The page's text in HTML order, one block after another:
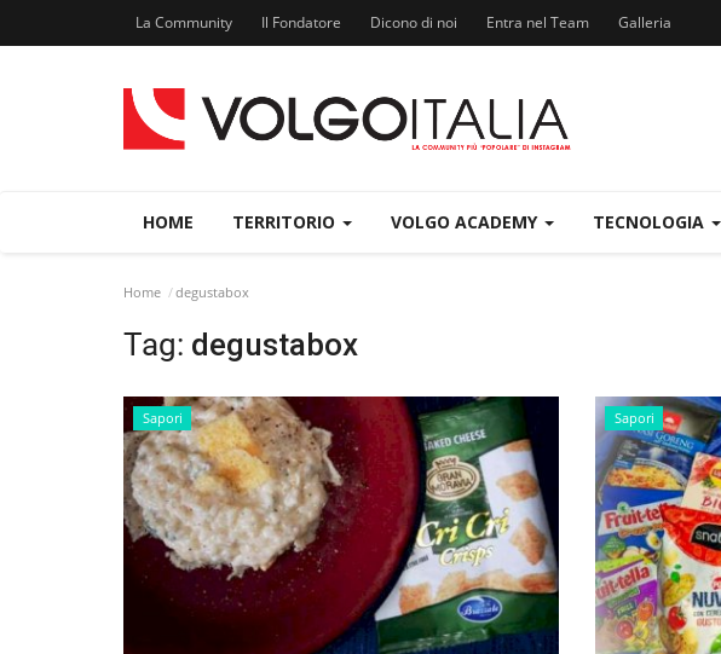
La Community Il Fondatore Dicono di noi Entra nel Team Galleria
HOME TERRITORIO VOLGO ACADEMY TECNOLOGIA
Home degustabox
Tag: degustabox
Sapori Sapori